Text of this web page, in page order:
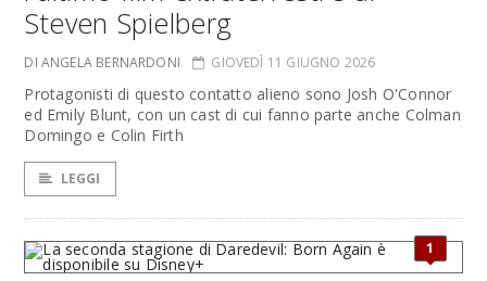
Steven Spielberg
DI ANGELA BERNARDONI GIOVEDÌ 11 GIUGNO 2026
Protagonisti di questo contatto alieno sono Josh O'Connor
ed Emily Blunt, con un cast di cui fanno parte anche Colman
Domingo e Colin Firth
LEGGI
1